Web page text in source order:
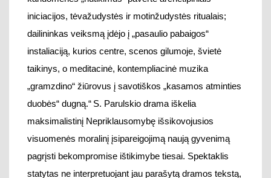
visuomenės moralinį įsipareigojimą naują gyvenimą
pagrįsti bekompromise ištikimybe tiesai.
Spektaklis
stat ytas
ne interpretuojant jau parašytą dramos tekstą,
bet dramaturgas tekstą rašė spektaklio kūrimo metu
prasmės akcentai radosi iš bendros
dramaturgo, režsieriaus, scenografo
, kompozitoriaus
aktorių
kūrybos.
Jauniausios kartos dramaturgai savo kartos kalbą
kuria taip pat dažnairemdamiesi į patikimą kultūros